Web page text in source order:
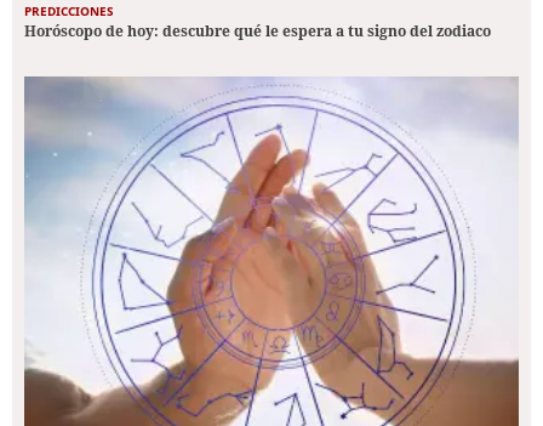
PREDICCIONES
Horóscopo de hoy: descubre qué le espera a tu signo del zodiaco